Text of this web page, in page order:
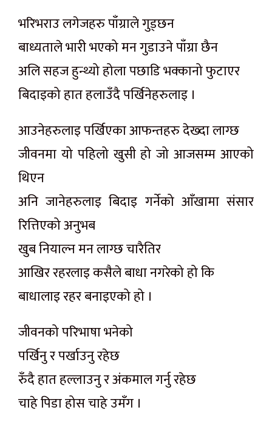
भरिभराउ लगेजहरु पाँग्राले गुड्छन
बाध्यताले भारी भएको मन गुडाउने पाँग्रा छैन
अलि सहज हुन्थ्यो होला पछाडि भक्कानो फुटाएर
बिदाइको हात हलाउँदै पर्खिनेहरुलाइ ।
आउनेहरुलाइ पर्खिएका आफन्तहरु देख्दा लाग्छ
जीवनमा यो पहिलो खुसी हो जो आजसम्म आएको
थिएन
अनि जानेहरुलाइ बिदाइ गर्नेको आँखामा संसार
रित्तिएको अनुभब
खुब नियाल्न मन लाग्छ चारैतिर
आखिर रहरलाइ कसैले बाधा नगरेको हो कि
बाधालाइ रहर बनाइएको हो ।
जीवनको परिभाषा भनेको
पर्खिनु र पर्खाउनु रहेछ
रुँदै हात हल्लाउनु र अंकमाल गर्नु रहेछ
चाहे पिडा होस चाहे उमँग ।